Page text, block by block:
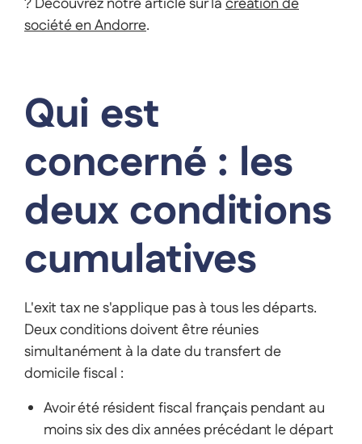
? Découvrez notre article sur lacréation de
société en Andorre.
Qui est
concerné : les
deux conditions
cumulatives
L'exit tax ne s'applique pas à tous les départs.
Deux conditions doivent être réunies
simultanément à la date du transfert de
domicile fiscal :
Avoir été résident fiscal français pendant au
moins six des dix années précédant le départ